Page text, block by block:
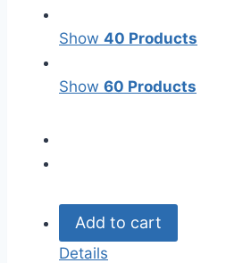
Show 40 Products
Show 60 Products
Add to cart
Details